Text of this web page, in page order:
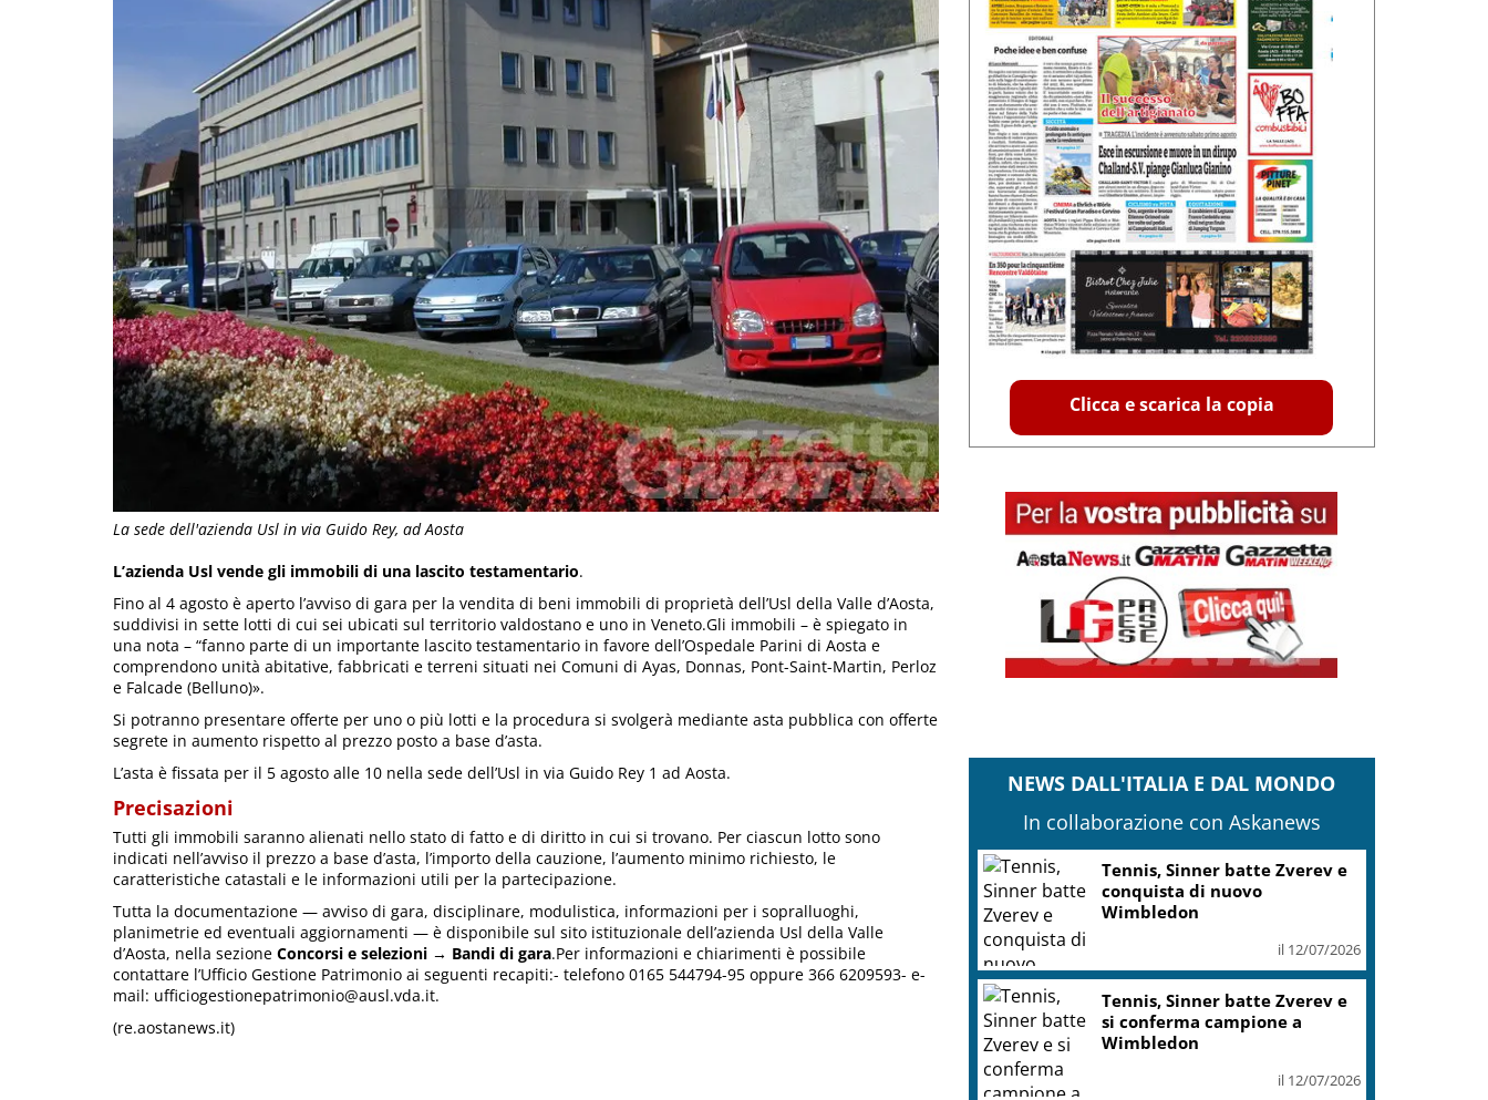
La sede dell'azienda Usl in via Guido Rey, ad Aosta
L’azienda Usl vende gli immobili di una lascito testamentario.
Fino al 4 agosto è aperto l’avviso di gara per la vendita di beni immobili di proprietà dell’Usl della Valle d’Aosta,
suddivisi in sette lotti di cui sei ubicati sul territorio valdostano e uno in Veneto.Gli immobili – è spiegato in
una nota – “fanno parte di un importante lascito testamentario in favore dell’Ospedale Parini di Aosta e
comprendono unità abitative, fabbricati e terreni situati nei Comuni di Ayas, Donnas, Pont-Saint-Martin, Perloz
e Falcade (Belluno)».
Si potranno presentare offerte per uno o più lotti e la procedura si svolgerà mediante asta pubblica con offerte
segrete in aumento rispetto al prezzo posto a base d’asta.
L’asta è fissata per il 5 agosto alle 10 nella sede dell’Usl in via Guido Rey 1 ad Aosta.
Precisazioni
Tutti gli immobili saranno alienati nello stato di fatto e di diritto in cui si trovano. Per ciascun lotto sono
indicati nell’avviso il prezzo a base d’asta, l’importo della cauzione, l’aumento minimo richiesto, le
caratteristiche catastali e le informazioni utili per la partecipazione.
Tutta la documentazione — avviso di gara, disciplinare, modulistica, informazioni per i sopralluoghi,
planimetrie ed eventuali aggiornamenti — è disponibile sul sito istituzionale dell’azienda Usl della Valle
d’Aosta, nella sezione Concorsi e selezioni → Bandi di gara.Per informazioni e chiarimenti è possibile
contattare l’Ufficio Gestione Patrimonio ai seguenti recapiti:- telefono 0165 544794-95 oppure 366 6209593- e-
mail: ufficiogestionepatrimonio@ausl.vda.it.
(re.aostanews.it)
Clicca e scarica la copia
NEWS DALL'ITALIA E DAL MONDO
In collaborazione con Askanews
Tennis, Sinner batte Zverev e
conquista di nuovo
Wimbledon
il 12/07/2026
Tennis, Sinner batte Zverev e
si conferma campione a
Wimbledon
il 12/07/2026